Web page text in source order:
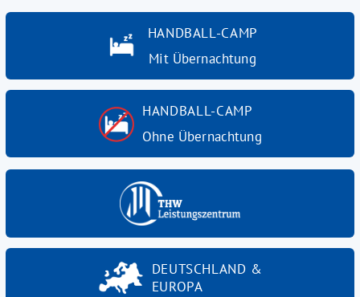
HANDBALL-CAMP
Mit Übernachtung
HANDBALL-CAMP
Ohne Übernachtung
DEUTSCHLAND &
EUROPA